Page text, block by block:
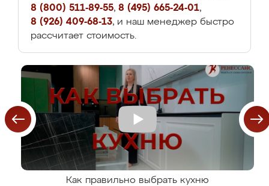
8 (800) 511-89-55, 8 (495) 665-24-01,
8 (926) 409-68-13, и наш менеджер быстро
рассчитает стоимость.
Как правильно выбрать кухню